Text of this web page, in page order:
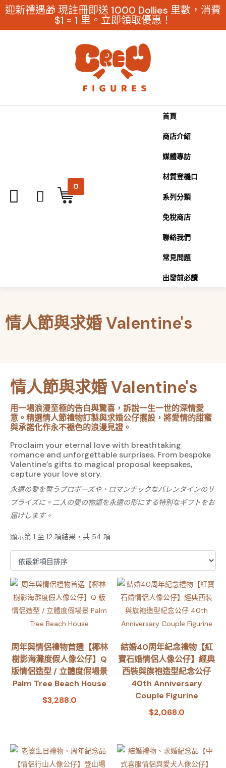
迎新禮遇🎁 現註冊即送 1000 Dollies 里數，消費
$1 = 1 里。立即領取優惠！
0
首頁
商店介紹
媒體專訪
材質登機口
系列分類
免稅商店
聯絡我們
常見問題
出發前必讀
分類:
情人節與求婚 Valentine's
情人節與求婚 Valentine's
用一場浪漫至極的告白與驚喜，訴說一生一世的深情愛
意。精選情人節禮物訂製與求婚公仔擺設 ，將愛情的甜蜜
與承諾化作永不褪色的浪漫見證。
Proclaim your eternal love with breathtaking
romance and unforgettable surprises. From bespoke
Valentine’s gifts to magical proposal keepsakes,
capture your love story.
永遠の愛を誓うプロポーズや、ロマンチックなバレンタインのサ
プライズに。二人の愛の物語を永遠の形にする特別なギフトをお
届けします。
顯示第 1 至 12 項結果，共 54 項
周年與情侶禮物首選【椰林
樹影海灘度假人像公仔】Q
版情侶造型 / 立體度假場景
Palm Tree Beach House
$3,288.0
結婚40周年紀念禮物【紅
寶石婚情侶人像公仔】經典
西裝與旗袍造型紀念公仔
40th Anniversary
Couple Figurine
$2,068.0